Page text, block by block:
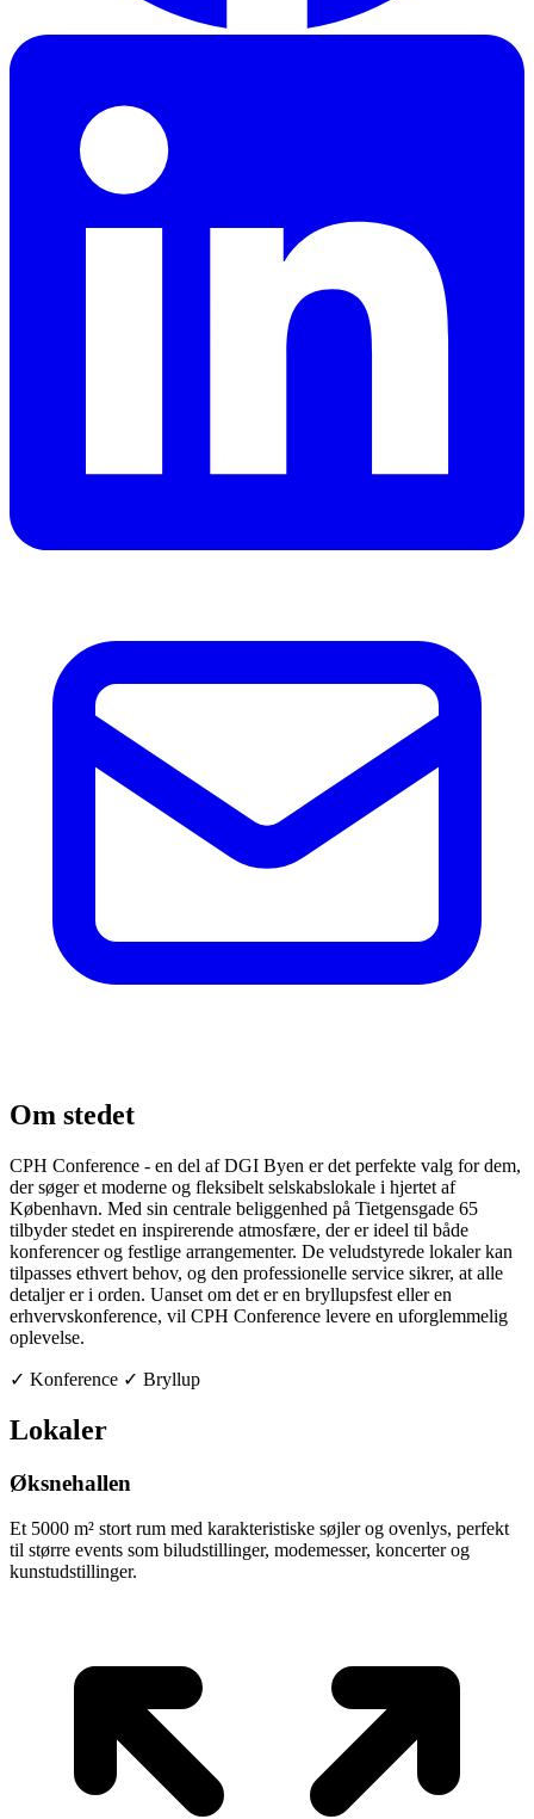
Om stedet
CPH Conference - en del af DGI Byen er det perfekte valg for dem,
der søger et moderne og fleksibelt selskabslokale i hjertet af
København. Med sin centrale beliggenhed på Tietgensgade 65
tilbyder stedet en inspirerende atmosfære, der er ideel til både
konferencer og festlige arrangementer. De veludstyrede lokaler kan
tilpasses ethvert behov, og den professionelle service sikrer, at alle
detaljer er i orden. Uanset om det er en bryllupsfest eller en
erhvervskonference, vil CPH Conference levere en uforglemmelig
oplevelse.
✓ Konference ✓ Bryllup
Lokaler
Øksnehallen
Et 5000 m² stort rum med karakteristiske søjler og ovenlys, perfekt
til større events som biludstillinger, modemesser, koncerter og
kunstudstillinger.